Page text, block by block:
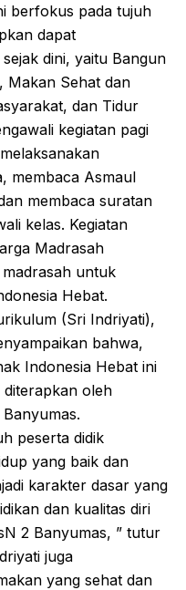
berfokus pada tujuh
dapat
dini, yaitu Bangun
Makan Sehat dan
dan Tidur
kegiatan pagi
membaca Asmaul
membaca suratan
kelas. Kegiatan
Madrasah
untuk
Hebat.
(Sri Indriyati),
bahwa,
Indonesia Hebat ini
diterapkan oleh
peserta didik
yang baik dan
karakter dasar yang
dan kualitas diri
2 Banyumas, ” tutur
juga
yang sehat dan